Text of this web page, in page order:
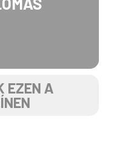
EZEN A